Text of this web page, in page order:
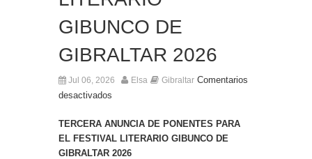
Presentado el IV Torneo de Fútbol Senior Alcalde
de San Roque, que se disputa la semana
próxima
GIBUNCO DE
GIBRALTAR 2026
Jul 06, 2026 Elsa Gibraltar Comentarios
desactivados
TERCERA ANUNCIA DE PONENTES PARA
EL FESTIVAL LITERARIO GIBUNCO DE
GIBRALTAR 2026